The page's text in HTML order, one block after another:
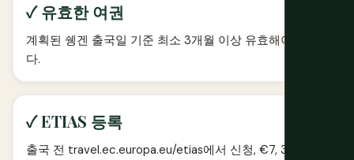
✓ 유효한 여권
계획된 쉥겐 출국일 기준 최소 3개월 이상 유효해야 합니
다.
✓ ETIAS 등록
출국 전 travel.ec.europa.eu/etias에서 신청, €7, 3년 유